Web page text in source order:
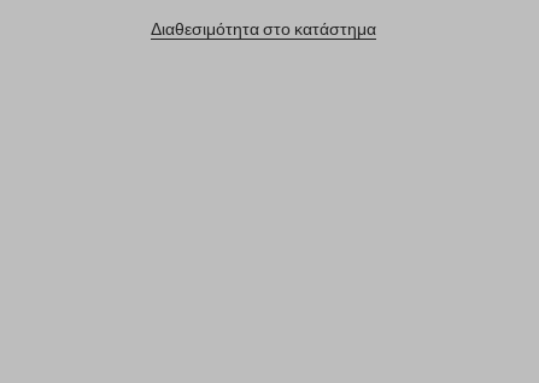
Διαθεσιμότητα στο κατάστημα